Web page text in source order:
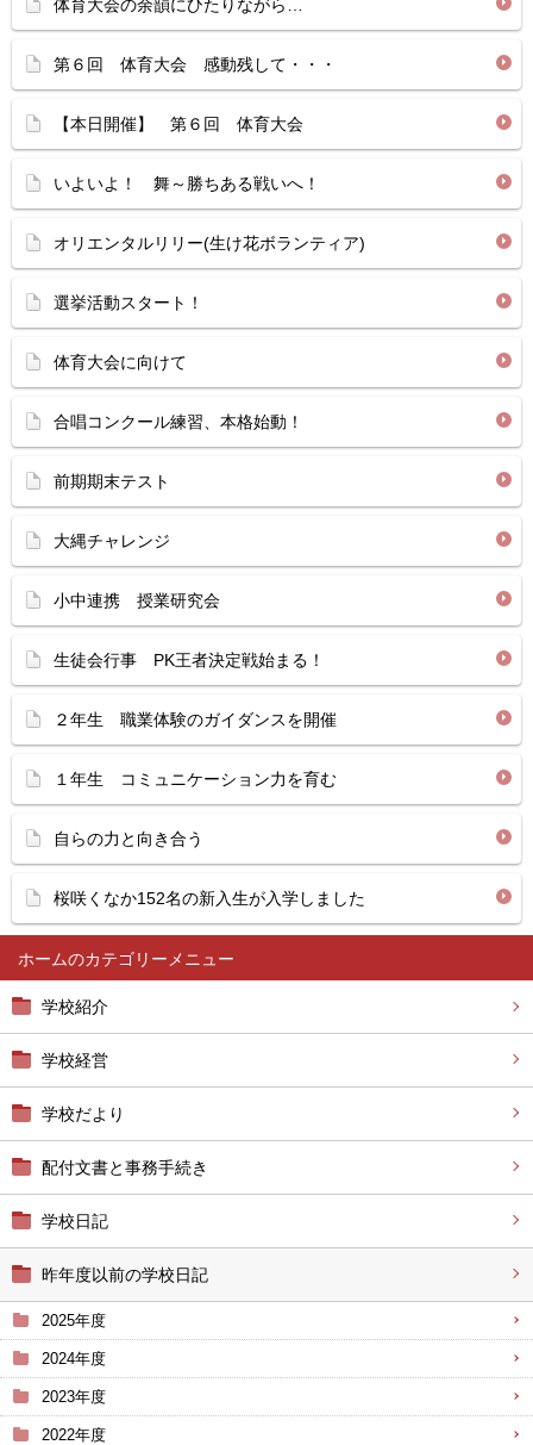
ホーム
学校紹介
学校経営
学校だより
配付文書と事務手続き
学校日記
昨年度以前の学校日記
2025年度
2024年度
2023年度
2022年度
体育大会の余韻にひたりながら…
第６回 体育大会 感動残して・・・
【本日開催】 第６回 体育大会
いよいよ！ 舞～勝ちある戦いへ！
オリエンタルリリー(生け花ボランティア)
選挙活動スタート！
体育大会に向けて
合唱コンクール練習、本格始動！
前期期末テスト
大縄チャレンジ
小中連携 授業研究会
生徒会行事 PK王者決定戦始まる！
２年生 職業体験のガイダンスを開催
１年生 コミュニケーション力を育む
自らの力と向き合う
桜咲くなか152名の新入生が入学しました